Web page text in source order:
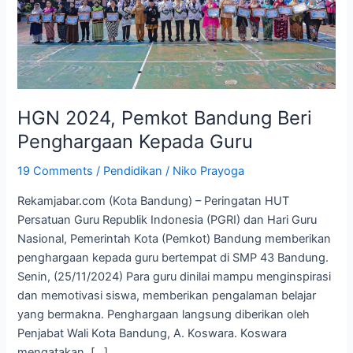
HGN 2024, Pemkot Bandung Beri
Penghargaan Kepada Guru
19 Comments / Pendidikan / Niko Prayoga
Rekamjabar.com (Kota Bandung) – Peringatan HUT
Persatuan Guru Republik Indonesia (PGRI) dan Hari Guru
Nasional, Pemerintah Kota (Pemkot) Bandung memberikan
penghargaan kepada guru bertempat di SMP 43 Bandung.
Senin, (25/11/2024) Para guru dinilai mampu menginspirasi
dan memotivasi siswa, memberikan pengalaman belajar
yang bermakna. Penghargaan langsung diberikan oleh
Penjabat Wali Kota Bandung, A. Koswara. Koswara
Guru